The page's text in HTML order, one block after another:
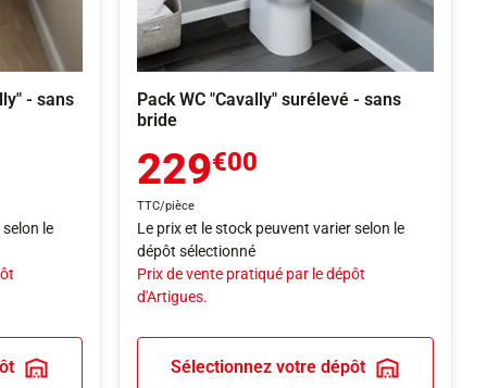
- sans
le
Pack WC "Cavally" surélevé - sans
bride
229€00
TTC/pièce
Le prix et le stock peuvent varier selon le
dépôt sélectionné
Prix de vente pratiqué par le dépôt
d'Artigues.
Sélectionnez votre dépôt